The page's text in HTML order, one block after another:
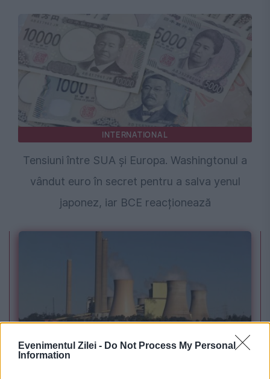
Evenimentul Zilei - Do Not Process My Personal
Information
INTERNATIONAL
Tensiuni între SUA și Europa. Washingtonul a
vândut euro în secret pentru a salva yenul
japonez, iar BCE reacționează
POLITICA